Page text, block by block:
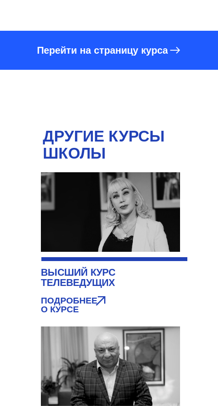
Перейти на страницу курса
ДРУГИЕ КУРСЫ
ШКОЛЫ
ПОДРОБНЕЕ
О КУРСЕ
ВЫСШИЙ КУРС
ТЕЛЕВЕДУЩИХ